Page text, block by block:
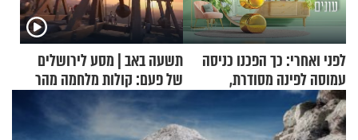
לפני ואחרי: כך הפכנו כניסה
עמוסה לפינה מסודרת,
שימושית ומזמינה
תשעה באב | מסע לירושלים
של פעם: קולות מלחמה מהר
הזיתים